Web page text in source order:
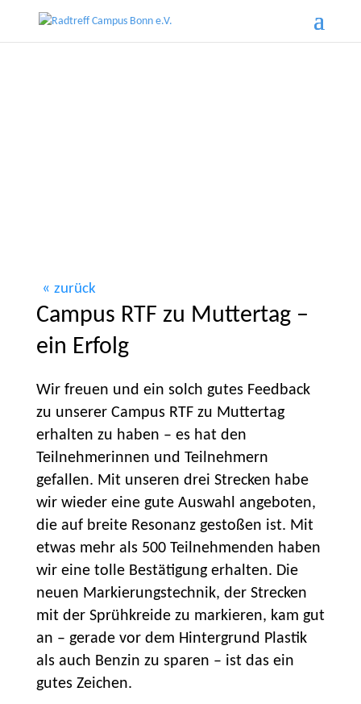
zurück
Campus RTF zu Muttertag –
ein Erfolg
Wir freuen und ein solch gutes Feedback
zu unserer Campus RTF zu Muttertag
erhalten zu haben – es hat den
Teilnehmerinnen und Teilnehmern
gefallen. Mit unseren drei Strecken habe
wir wieder eine gute Auswahl angeboten,
die auf breite Resonanz gestoßen ist. Mit
etwas mehr als 500 Teilnehmenden haben
wir eine tolle Bestätigung erhalten. Die
neuen Markierungstechnik, der Strecken
mit der Sprühkreide zu markieren, kam gut
an – gerade vor dem Hintergrund Plastik
als auch Benzin zu sparen – ist das ein
gutes Zeichen.